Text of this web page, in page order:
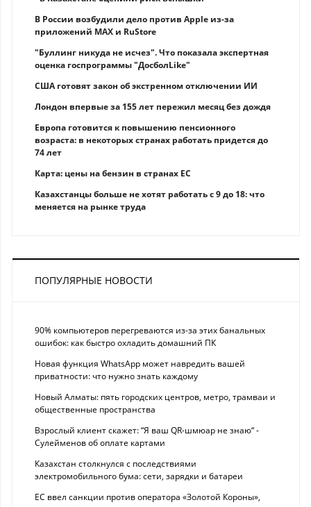
В России возбудили дело против Apple из-за
приложений MAX и RuStore
"Буллинг никуда не исчез". Что показала экспертная
оценка госпрограммы "ДосболLike"
США готовят закон об экстренном отключении ИИ
Лондон впервые за 155 лет пережил месяц без дождя
Европа готовится к повышению пенсионного
возраста: в некоторых странах работать придется до
74 лет
Карта: цены на бензин в странах ЕС
Казахстанцы больше не хотят работать с 9 до 18: что
меняется на рынке труда
ПОПУЛЯРНЫЕ НОВОСТИ
90% компьютеров перегреваются из-за этих банальных
ошибок: как быстро охладить домашний ПК
Новая функция WhatsApp может навредить вашей
приватности: что нужно знать каждому
Новый Алматы: пять городских центров, метро, трамваи и
общественные пространства
Взрослый клиент скажет: “Я ваш QR-шмюар не знаю“ -
Сулейменов об оплате картами
Казахстан столкнулся с последствиями
электромобильного бума: сети, зарядки и батареи
ЕС ввел санкции против оператора «Золотой Короны»,